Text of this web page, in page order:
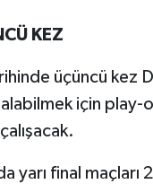
KEZ
üçüncü kez
alabilmek için play-
yarı final